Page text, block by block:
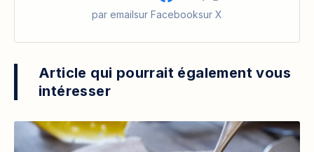
par emailsur Facebooksur X
Article qui pourrait également vous
intéresser